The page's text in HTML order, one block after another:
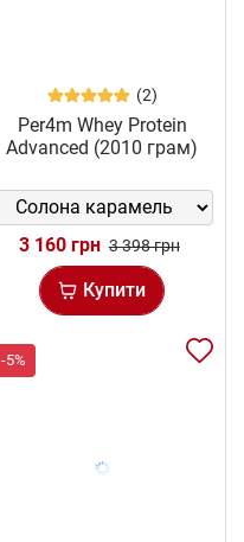
(2)
Per4m Whey Protein
Advanced (2010 грам)
3 160 грн 3 398 грн
Купити
-5%